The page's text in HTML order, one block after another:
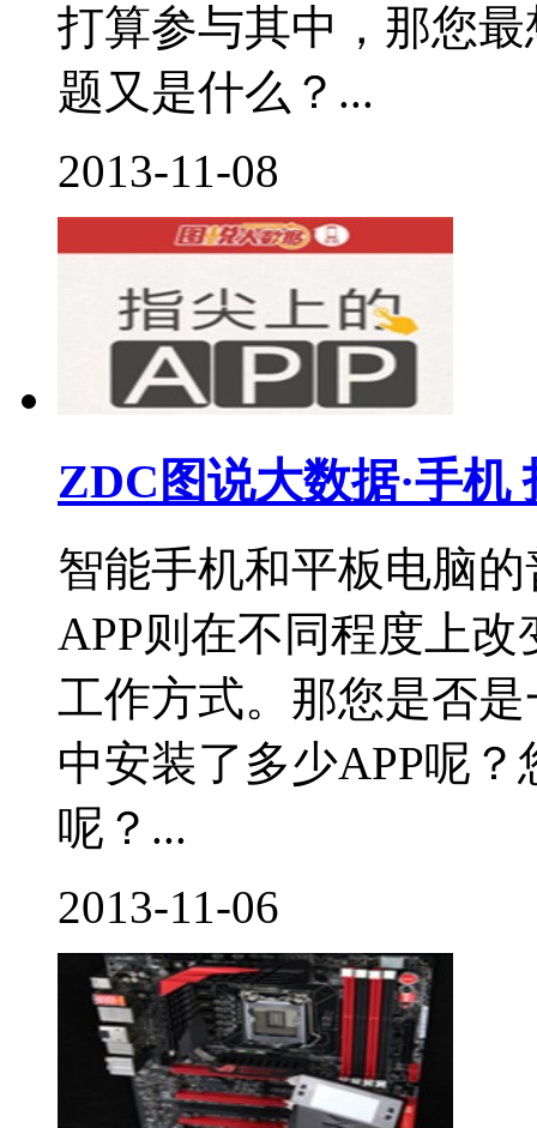
打算参与其中，那您
题又是什么？...
2013-11-08
ZDC图说大数据·手机
智能手机和平板电脑
APP则在不同程度上
工作方式。那您是否
中安装了多少APP呢
呢？...
2013-11-06